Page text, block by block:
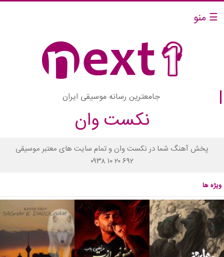
☰ منو
جامعترین رسانه موسیقی ایران
نکست وان
پخش آهنگ شما در نکست وان و تمام سایت های معتبر موسیقی
۰۹۳۸ ۱۰ ۲۰ ۶۹۲
ویژه ها